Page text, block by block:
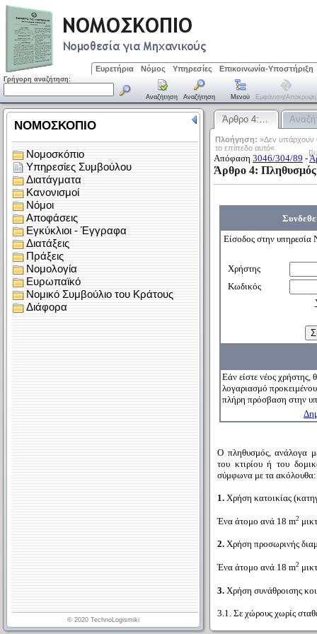
Ευρετήρια Νόμος Υπηρεσίες Επικοινωνία-Υποστήριξη
Γρήγορη αναζήτηση:
Αναζήτηση Αναζήτηση Μενού Εμφάνιση/απόκρυψη
Άρθρο 4:…